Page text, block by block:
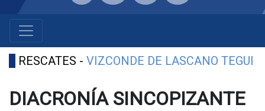
RESCATES - VIZCONDE DE LASCANO TEGUI
DIACRONÍA SINCOPIZANTE